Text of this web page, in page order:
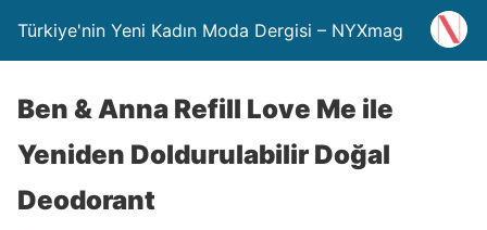
Türkiye'nin Yeni Kadın Moda Dergisi – NYXmag
Ben & Anna Refill Love Me ile
Yeniden Doldurulabilir Doğal
Deodorant